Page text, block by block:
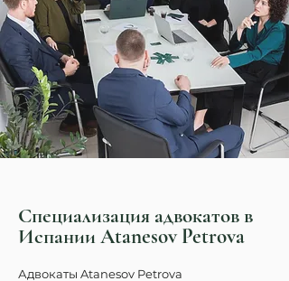
Специализация адвокатов в
Испании Atanesov Petrova
Адвокаты Atanesov Petrova